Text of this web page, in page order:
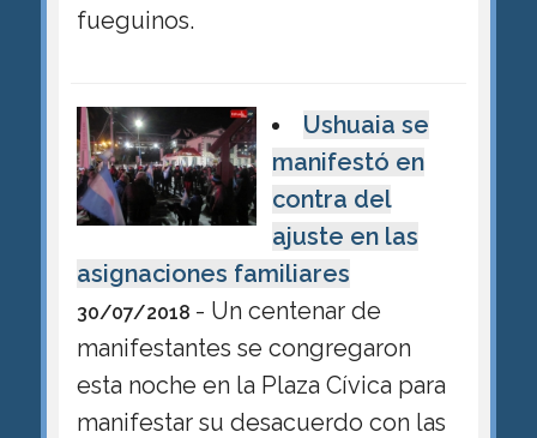
fueguinos.
Ushuaia se
manifestó en
contra del
ajuste en las
asignaciones familiares
30/07/2018 - Un centenar de
manifestantes se congregaron
esta noche en la Plaza Cívica para
manifestar su desacuerdo con las